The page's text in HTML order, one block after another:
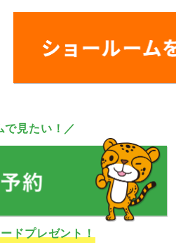
で見たい！／
ドプレゼント！